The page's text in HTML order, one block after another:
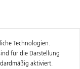
Technologien.
für die Darstellung
aktiviert.